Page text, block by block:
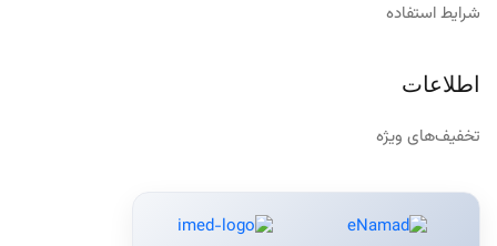
شرایط استفاده
اطلاعات
تخفیف‌های ویژه